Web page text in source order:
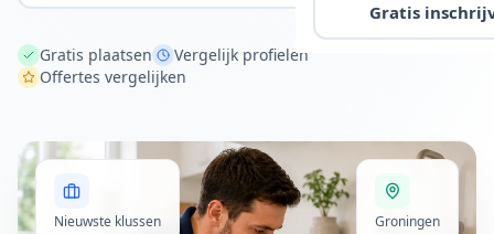
Gratis
Gratis plaatsen
Vergelijk profielen
Offertes vergelijken
Nieuwste klussen Groningen